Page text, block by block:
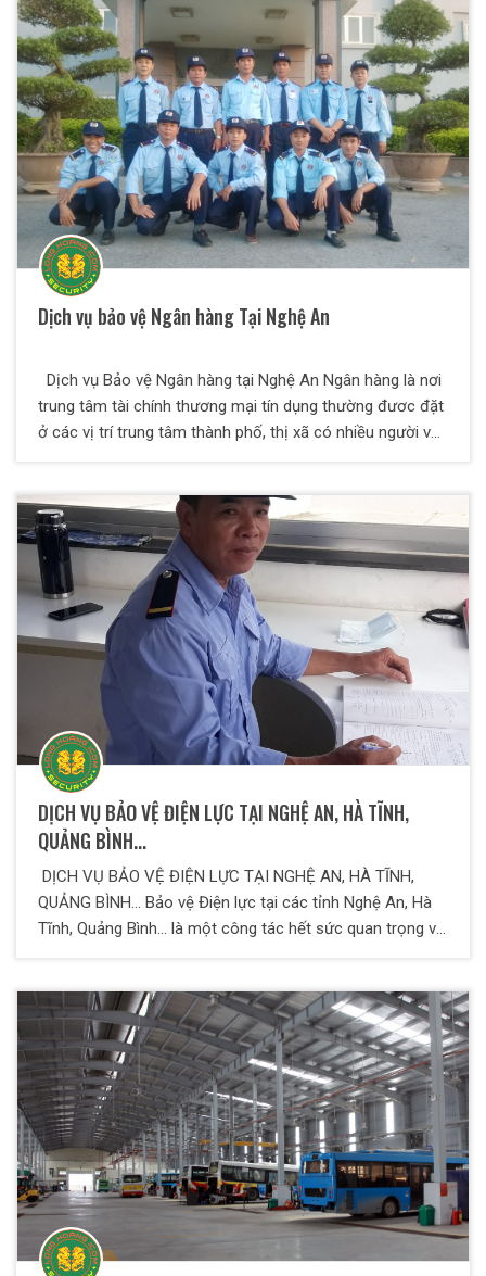
nghiệp ngày càng manh động. Chúng thường lợi dụng
thời điểm lúc công nhân tan ca mà bắt đầu thực hiện các
hành vi xấu. Vì thế ngoài việc đầu tư các hệ thống
camera an ninh, các chủ doanh nghiệp phải có thêm đội
ngũ nhân viên bảo vệ khu công nghiệp chuyên nghiệp. Đội
ngũ này sẽ giúp tăng thêm sự an tâm cho công nhân
viên, đảm bảo an ninh – trật tự trong khu công nghiệp
một cách hiệu quả nhất.
Dịch vụ bảo vệ Ngân hàng Tại Nghệ An
Dịch vụ Bảo vệ Ngân hàng tại Nghệ An Ngân hàng là nơi
trung tâm tài chính thương mại tín dụng thường đươc đặt
ở các vị trí trung tâm thành phố, thị xã có nhiều người và
chất mục tiêu rất phức tạp đòi hỏi nhân viên bảo vệ tại
đây phải có trình độ nghiệp vụ cao và phong cách làm
việc rất lịch sự, linh hoạt, uyển chuyển.
DỊCH VỤ BẢO VỆ ĐIỆN LỰC TẠI NGHỆ AN, HÀ TĨNH,
QUẢNG BÌNH...
DỊCH VỤ BẢO VỆ ĐIỆN LỰC TẠI NGHỆ AN, HÀ TĨNH,
QUẢNG BÌNH... Bảo vệ Điện lực tại các tỉnh Nghệ An, Hà
Tĩnh, Quảng Bình... là một công tác hết sức quan trọng và